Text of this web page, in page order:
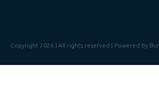
Copyright 2026 | All rights reserved | Powered by